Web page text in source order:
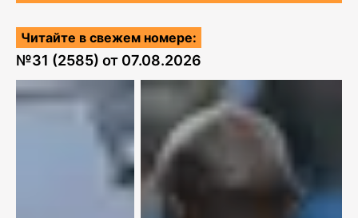
Читайте в свежем номере:
№31 (2585) от 07.08.2026